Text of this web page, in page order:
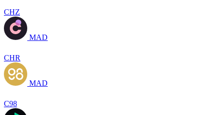
CHZ
MAD
CHR
MAD
C98